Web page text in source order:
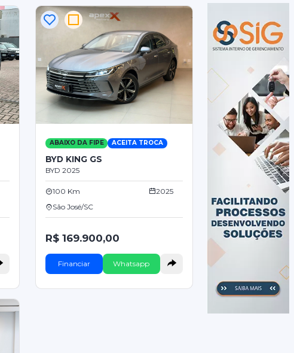
ABAIXO DA FIPE ACEITA TROCA
BYD KING GS
BYD 2025
100 Km
2025
São José/SC
R$ 169.900,00
Financiar Whatsapp